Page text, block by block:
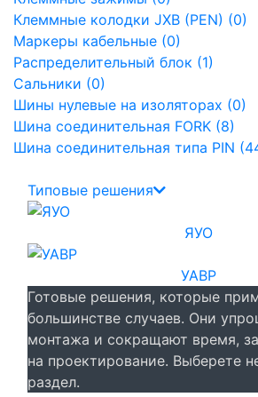
Клеммные колодки JXB (PEN) (0)
Маркеры кабельные (0)
Распределительный блок (1)
Сальники (0)
Шины нулевые на изоляторах (0)
Шина соединительная FORK (8)
Шина соединительная типа PIN
Типовые решения
ЯУО
УАВР
Готовые решения, которые
большинстве случаев. Они
монтажа и сокращают время,
на проектирование. Выберете
раздел.